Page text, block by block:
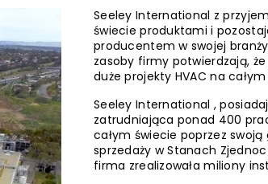
Seeley International z
świecie produktami i
producentem w swojej
zasoby firmy potwierdzają,
duże projekty HVAC na
Seeley International ,
zatrudniająca ponad 400
całym świecie poprzez
sprzedaży w Stanach
firma zrealizowała miliony